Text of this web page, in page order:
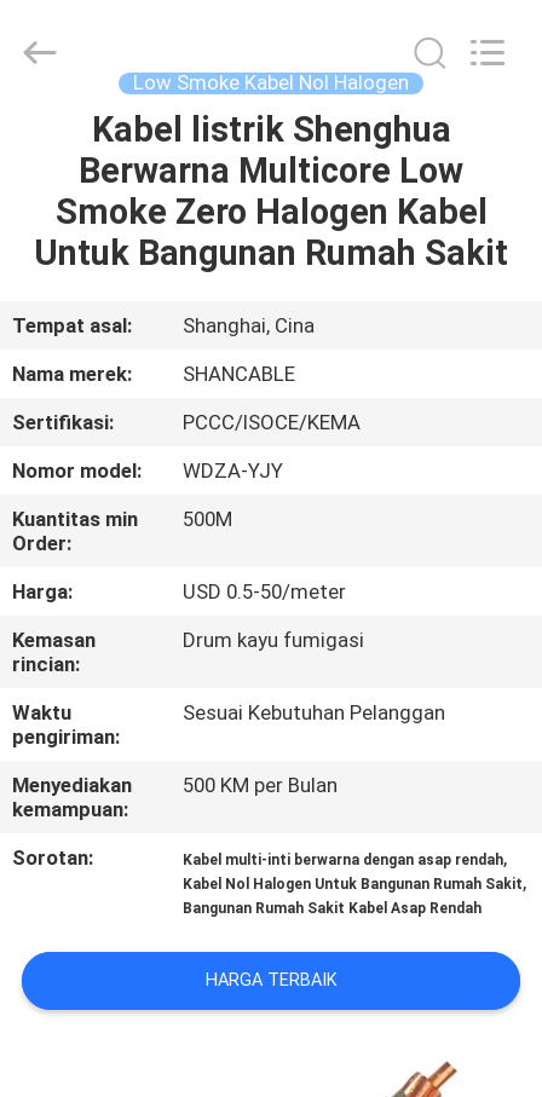
RUMAH
PRODUK
TAMPILAN
TENTANG
KITA
WISATA
PABRIK
KONTROL
KUALITAS
HUBUNGI
KAMI
BERITA
(Group)
Low Smoke Kabel Nol Halogen
Kabel listrik Shenghua
Berwarna Multicore Low
Smoke Zero Halogen Kabel
Untuk Bangunan Rumah Sakit
Tempat asal:
Shanghai, Cina
Nama merek:
SHANCABLE
Sertifikasi:
PCCC/ISOCE/KEMA
Nomor model:
WDZA-YJY
Kuantitas min
Order:
500M
Harga:
USD 0.5-50/meter
Kemasan
rincian:
Drum kayu fumigasi
Waktu
pengiriman:
Sesuai Kebutuhan Pelanggan
Menyediakan
kemampuan:
500 KM per Bulan
Sorotan: Kabel multi-inti berwarna dengan asap rendah,
Kabel Nol Halogen Untuk Bangunan Rumah Sakit,
Bangunan Rumah Sakit Kabel Asap Rendah
HARGA TERBAIK